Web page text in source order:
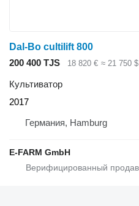
Dal-Bo cultilift 800
200 400 TJS
18 820 € ≈ 21 750 $
Культиватор
2017
Германия, Hamburg
E-FARM GmbH